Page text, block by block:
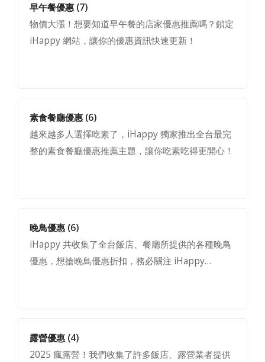
早午餐優惠 (7)
物價大漲！想要知道早午餐的店家優惠推薦嗎？鎖定
iHappy 網站，讓你的優惠資訊快速更新！
素食餐廳優惠 (6)
越來越多人選擇吃素了，iHappy 獨家推出全台最完
整的素食餐廳優惠推薦主題，讓你吃素吃得更開心！
晚鳥優惠 (6)
iHappy 共收集了全台飯店、餐廳所提供的各種晚鳥
優惠，想搶晚鳥優惠折扣，務必關注 iHappy…
露營優惠 (4)
2025 瘋露營！我們收集了許多飯店、露營業者提供